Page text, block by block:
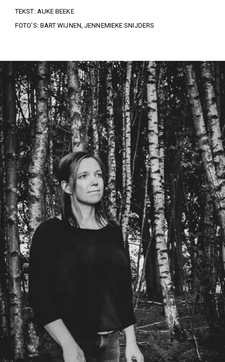
TEKST: AUKE BEEKE
FOTO'S: BART WIJNEN, JENNEMIEKE SNIJDERS